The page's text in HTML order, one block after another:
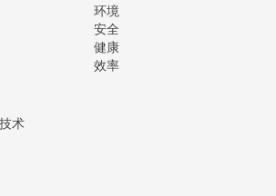
术
环境
安全
健康
效率